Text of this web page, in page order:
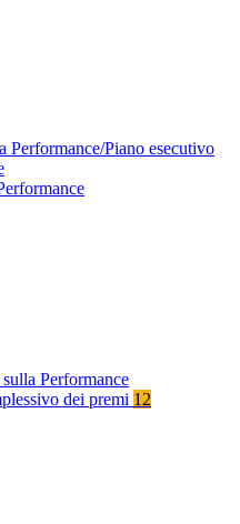
Performance/Piano esecutivo
Performance
dei premi 12